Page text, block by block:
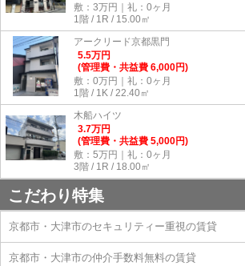
敷：3万円｜礼：0ヶ月
1階 / 1R / 15.00㎡
アークリード京都黒門
5.5万円
(管理費・共益費 6,000円)
敷：0万円｜礼：0ヶ月
1階 / 1K / 22.40㎡
木船ハイツ
3.7万円
(管理費・共益費 5,000円)
敷：5万円｜礼：0ヶ月
3階 / 1R / 18.00㎡
こだわり特集
京都市・大津市のセキュリティー重視の賃貸
京都市・大津市の仲介手数料無料の賃貸